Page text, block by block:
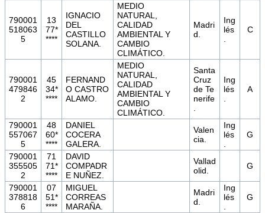
790001
518063
5
13
77*
****
IGNACIO
DEL
CASTILLO
SOLANA.
MEDIO
NATURAL,
CALIDAD
AMBIENTAL Y
CAMBIO
CLIMÁTICO.
Madri
d.
Ing
lés
C
790001
479846
2
45
34*
****
FERNAND
O CASTRO
ALAMO.
MEDIO
NATURAL,
CALIDAD
AMBIENTAL Y
CAMBIO
CLIMÁTICO.
Santa
Cruz
de Te
nerife
Ing
lés
A
790001
557067
5
48
60*
****
DANIEL
COCERA
GALERA.
Valen
cia.
Ing
lés
G
790001
355505
2
71
71*
****
DAVID
COMPADR
E NUÑEZ.
Vallad
olid.
G
790001
378818
6
07
51*
****
MIGUEL
CORREAS
MARAÑA.
Madri
d.
Ing
lés
G